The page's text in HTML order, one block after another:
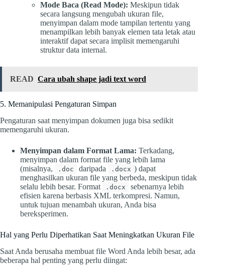
Mode Baca (Read Mode): Meskipun tidak
secara langsung mengubah ukuran file,
menyimpan dalam mode tampilan tertentu yang
menampilkan lebih banyak elemen tata letak atau
interaktif dapat secara implisit memengaruhi
struktur data internal.
READ Cara ubah shape jadi text word
5. Memanipulasi Pengaturan Simpan
Pengaturan saat menyimpan dokumen juga bisa sedikit
memengaruhi ukuran.
Menyimpan dalam Format Lama: Terkadang,
menyimpan dalam format file yang lebih lama
(misalnya,
.doc daripada .docx ) dapat
menghasilkan ukuran file yang berbeda, meskipun tidak
selalu lebih besar. Format
.docx
sebenarnya lebih
efisien karena berbasis XML terkompresi. Namun,
untuk tujuan menambah ukuran, Anda bisa
bereksperimen.
Hal yang Perlu Diperhatikan Saat Meningkatkan Ukuran File
Saat Anda berusaha membuat file Word Anda lebih besar, ada
beberapa hal penting yang perlu diingat: